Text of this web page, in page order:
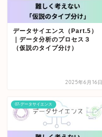
データサイエンス（Part.5）
｜データ分析のプロセス３
（仮説のタイプ分け）
2025年6月16日
07-データサイエンス